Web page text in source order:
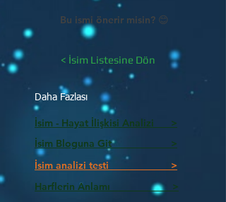
Bu ismi önerir misin? 😊
< İsim Listesine Dön
Daha Fazlası
İsim - Hayat İlişkisi Analizi >
İsim Bloguna Git >
İsim analizi testi >
Harflerin Anlamı >